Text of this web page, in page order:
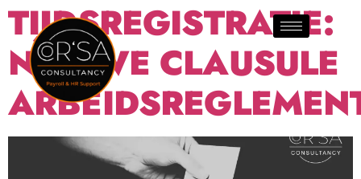
TIJDSREGISTRATIE:
NIEUWE CLAUSULE